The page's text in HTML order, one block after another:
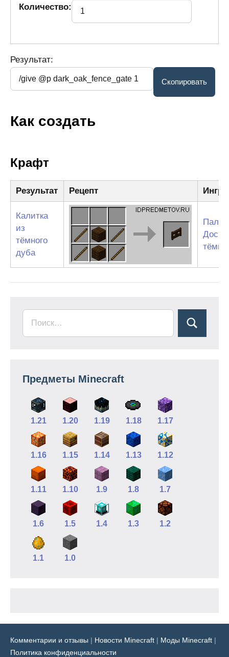
Количество:
Результат:
Как создать
Крафт
Результат Рецепт
Калитка
из
тёмного
дуба
Палка
Доски
Предметы Minecraft
1.21 1.20 1.19 1.18 1.17
1.16 1.15 1.14 1.13 1.12
1.11 1.10 1.9 1.8 1.7
1.6 1.5 1.4 1.3 1.2
1.1 1.0
Комментарии и отзывы | Новости Minecraft | Моды Minecraft |
Политика конфиденциальности